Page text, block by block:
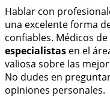
Hablar con
una excelente forma
confiables. Médicos
especialistas en el
valiosa sobre las
No dudes en
opiniones personales.